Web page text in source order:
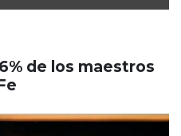
de los maestros